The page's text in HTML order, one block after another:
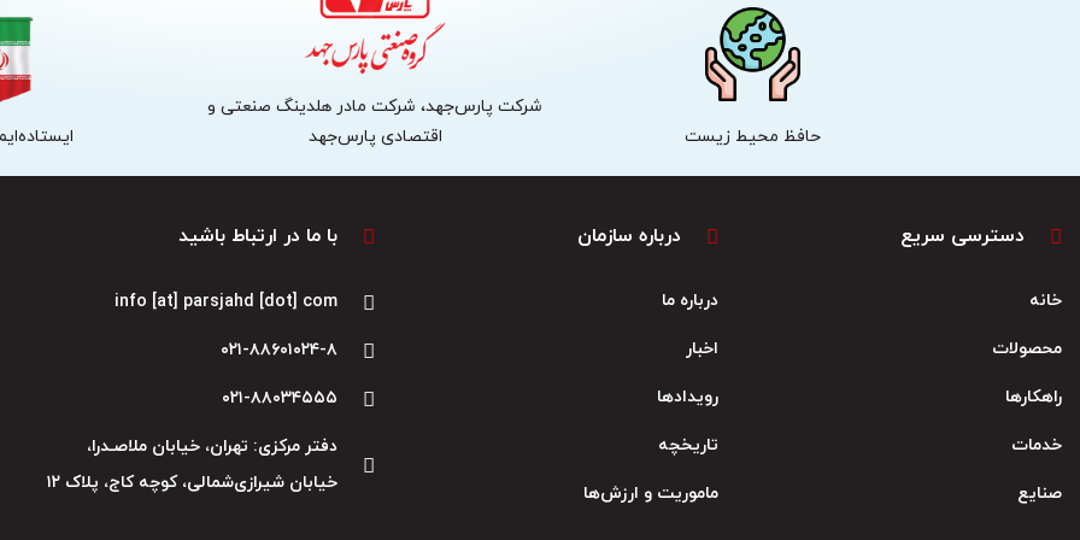
حافظ محیط زیست
شرکت پارس‌جهد، شرکت مادر هلدینگ صنعتی و
اقتصادی پارس‌جهد
دسترسی سریع
خانه
محصولات
راهکارها
خدمات
صنایع
درباره سازمان
درباره ما
اخبار
رویدادها
تاریخچه
ماموریت و ارزش‌ها
با ما در ارتباط باشید
info [at] parsjahd [dot] com
۰۲۱-۸۸۶۰۱۰۲۴-۸
۰۲۱-۸۸۰۳۴۵۵۵
دفتر مرکزی: تهران، خیابان ملاصـدرا،
خیابان شیرازی‌شمالی، کوچه کاج، پلاک ۱۲